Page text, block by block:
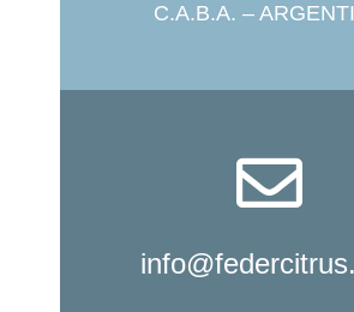
C.A.B.A. –